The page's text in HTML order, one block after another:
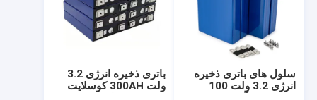
باتری ذخیره انرژی 3.2
ولت 300AH کوسلایت
سلول های باتری ذخیره
انرژی 3.2 ولت 100